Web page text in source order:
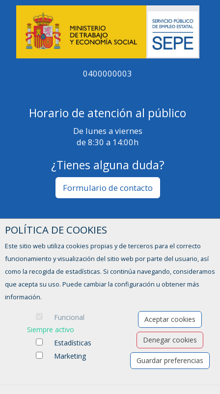
0400000003
Horario de atención al público
De lunes a viernes
de 8:30 a 14:00h
¿Tienes alguna duda?
Formulario de contacto
Aviso legal-Política de privacidad Política de Cookies-Accesibilidad
Software para las Agencias de colocación
POLÍTICA DE COOKIES
Este sitio web utiliza cookies propias y de terceros para el correcto
funcionamiento y visualización del sitio web por parte del usuario, así
como la recogida de estadísticas. Si continúa navegando, consideramos
que acepta su uso. Puede cambiar la configuración u obtener más
información.
Funcional
Siempre activo
Estadísticas
Marketing
Aceptar cookies
Denegar cookies
Guardar preferencias